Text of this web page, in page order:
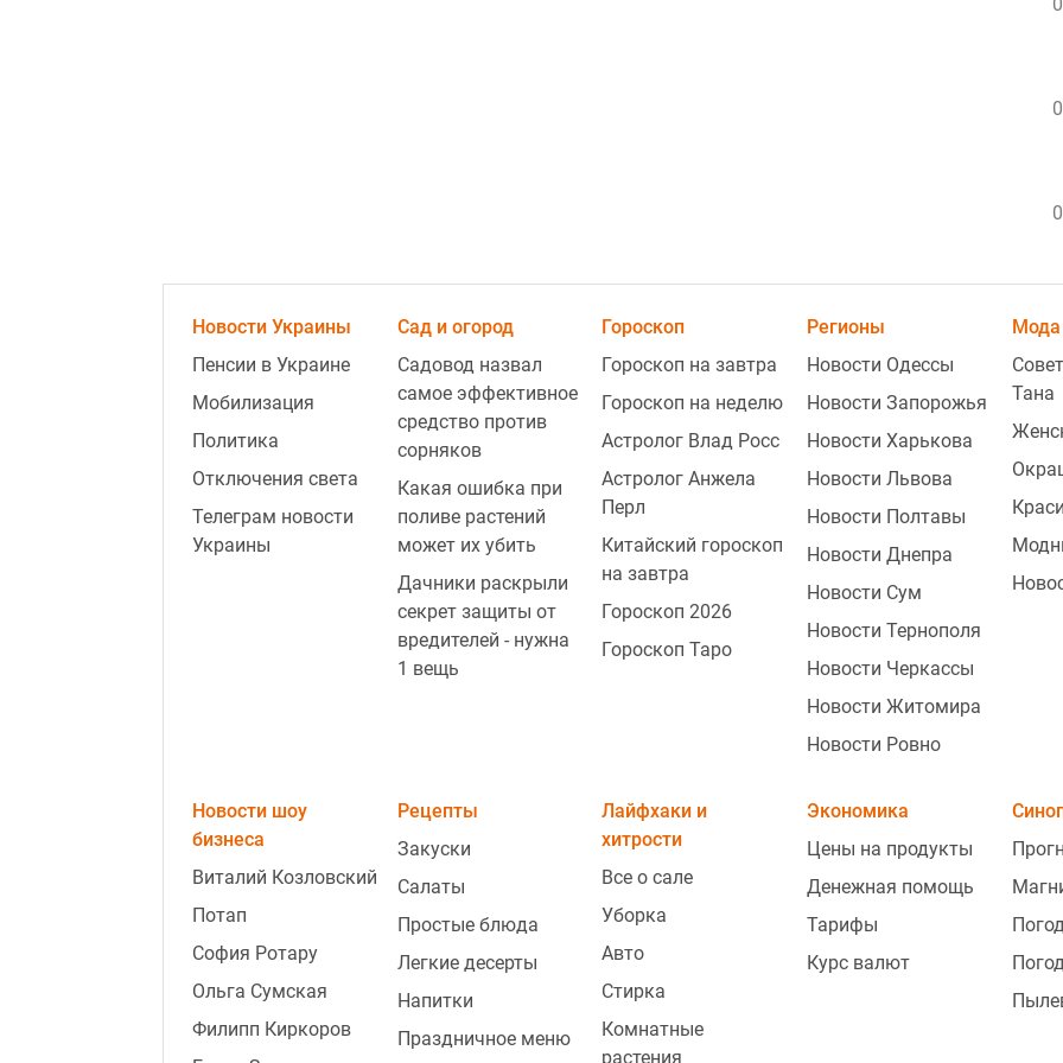
Новости Украины
Пенсии в Украине
Мобилизация
Политика
Отключения света
Телеграм новости
Украины
Сад и огород
Садовод назвал
самое эффективное
средство против
сорняков
Какая ошибка при
поливе растений
может их убить
Дачники раскрыли
секрет защиты от
вредителей - нужна
1 вещь
Гороскоп
Гороскоп на завтра
Гороскоп на неделю
Астролог Влад Росс
Астролог Анжела
Перл
Китайский гороскоп
на завтра
Гороскоп 2026
Гороскоп Таро
Регионы
Новости Одессы
Новости Запорожья
Новости Харькова
Новости Львова
Новости Полтавы
Новости Днепра
Новости Сум
Новости Тернополя
Новости Черкассы
Новости Житомира
Новости Ровно
Мода
Тана
Новости шоу
бизнеса
Виталий Козловский
Потап
София Ротару
Ольга Сумская
Филипп Киркоров
Рецепты
Закуски
Салаты
Простые блюда
Легкие десерты
Напитки
Праздничное меню
Лайфхаки и
хитрости
Все о сале
Уборка
Авто
Стирка
Комнатные
растения
Экономика
Цены на продукты
Денежная помощь
Тарифы
Курс валют